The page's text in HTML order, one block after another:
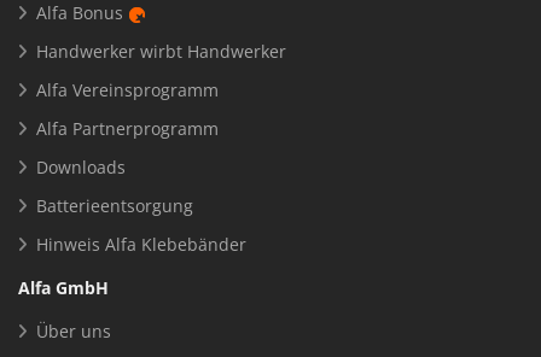
Alfa Bonus
Handwerker wirbt Handwerker
Alfa Vereinsprogramm
Alfa Partnerprogramm
Downloads
Batterieentsorgung
Hinweis Alfa Klebebänder
Alfa GmbH
Über uns